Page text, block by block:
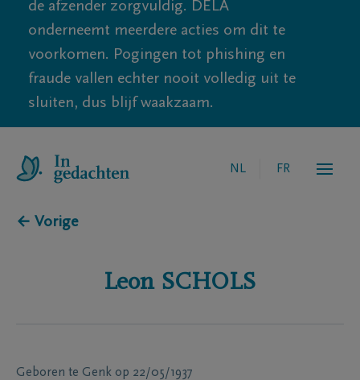
de afzender zorgvuldig. DELA
onderneemt meerdere acties om dit te
voorkomen. Pogingen tot phishing en
fraude vallen echter nooit volledig uit te
sluiten, dus blijf waakzaam.
NL FR
← Vorige
Leon SCHOLS
Geboren te Genk op 22/05/1937